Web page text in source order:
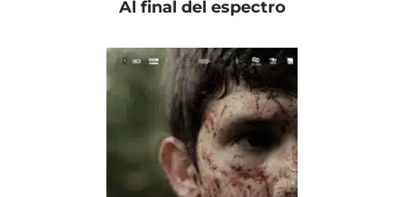
Al final del espectro